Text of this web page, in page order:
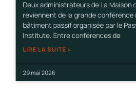
Deux administrateurs de La Maison
reviennent de la grande
bâtiment passif organisée par le
Institute. Entre conférences de
LIRE LA SUITE »
29 mai 2026